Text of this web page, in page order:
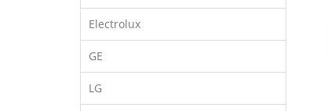
Electrolux
GE
LG